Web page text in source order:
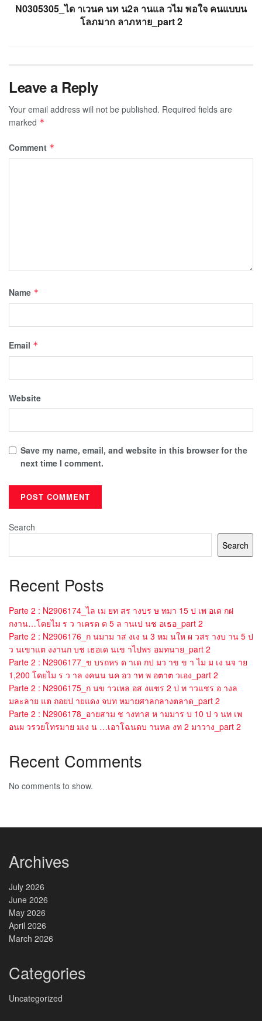
N0305305_ได าเวนค นท น2ล านแล วไม พอใจ คนแบบน
โลภมาก ลาภหาย_part 2
Leave a Reply
Your email address will not be published. Required fields are
marked *
Comment *
Name *
Email *
Website
Save my name, email, and website in this browser for the
next time I comment.
Search
Search
Recent Posts
Parte 2 : N2906174_ไล เม ยท สร างบร ษ ทมา 15 ป เพ อเด กฝ
กงาน…โดยไม ร ว าเครด ต 5 ล านเป นช อเธอ_part 2
Parte 2 : N2906176_ก นมาม าส งเง น 3 หม นให ผ วสร างบ าน 5 ป
ว นเขาแต งงานก บช เธอเด นเข าไปพร อมทนาย_part 2
Parte 2 : N2906177_ข บรถหร ด าเด กป มว าข ข า ไม ม เง นจ าย
1,200 โดยไม ร ว าล งคนน นค อว าท พ อตาต วเอง_part 2
Parte 2 : N2906175_ก นข าวเหล อส งแชร 2 ป ท าวแชร อ างล
มละลาย แต ถอยป ายแดง จบท หมายศาลกลางตลาด_part 2
Parte 2 : N2906178_อายสาม ช างทาส ห ามมาร บ 10 ป ว นท เพ
อนผ วรวยโทรมาย มเง น …เอาโฉนดบ านหล งท 2 มาวาง_part 2
Recent Comments
No comments to show.
Archives
July 2026
June 2026
May 2026
April 2026
March 2026
Categories
Uncategorized